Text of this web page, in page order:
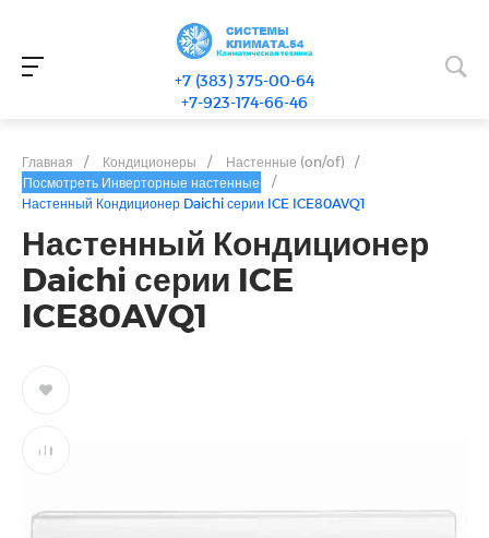
+7 (383) 375-00-64
+7-923-174-66-46
Главная / Кондиционеры / Настенные (on/of)
/
Посмотреть Инверторные настенные
/
Настенный Кондиционер Daichi серии ICE ICE80AVQ1
Настенный Кондиционер
Daichi серии ICE
ICE80AVQ1